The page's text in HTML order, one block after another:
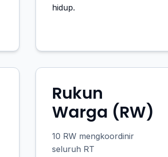
hidup.
Rukun
Warga (RW)
10 RW mengkoordinir
seluruh RT